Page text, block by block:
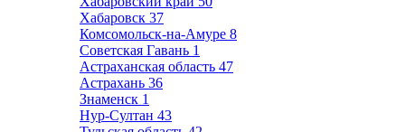
Хабаровск 37
Комсомольск-на-Амуре 8
Советская Гавань 1
Астраханская область 47
Астрахань 36
Знаменск 1
Нур-Султан 43